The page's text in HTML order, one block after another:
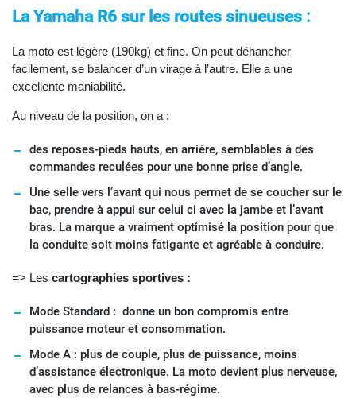
La Yamaha R6 sur les routes sinueuses :
La moto est légère (190kg) et fine. On peut déhancher
facilement, se balancer d’un virage à l’autre. Elle a une
excellente maniabilité.
Au niveau de la position, on a :
des reposes-pieds hauts, en arrière, semblables à des
commandes reculées pour une bonne prise d’angle.
Une selle vers l’avant qui nous permet de se coucher sur le
bac, prendre à appui sur celui ci avec la jambe et l’avant
bras. La marque a vraiment optimisé la position pour que
la conduite soit moins fatigante et agréable à conduire.
=> Les cartographies sportives :
Mode Standard : donne un bon compromis entre
puissance moteur et consommation.
Mode A : plus de couple, plus de puissance, moins
d’assistance électronique. La moto devient plus nerveuse,
avec plus de relances à bas-régime.